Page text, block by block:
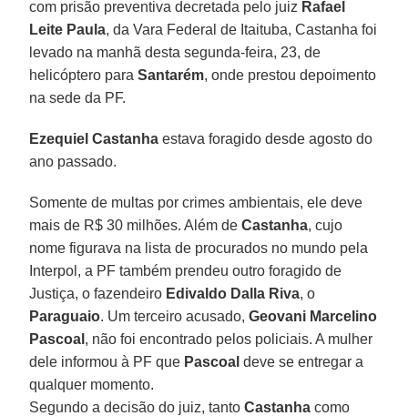
com prisão preventiva decretada pelo juiz Rafael
Leite Paula, da Vara Federal de Itaituba, Castanha foi
levado na manhã desta segunda-feira, 23, de
helicóptero paraSantarém, onde prestou depoimento
na sede da PF.
Ezequiel Castanha estava foragido desde agosto do
ano passado.
Somente de multas por crimes ambientais, ele deve
mais de R$ 30 milhões. Além deCastanha, cujo
nome figurava na lista de procurados no mundo pela
Interpol, a PF também prendeu outro foragido de
Justiça, o fazendeiro Edivaldo Dalla Riva, o
Paraguaio. Um terceiro acusado,Geovani Marcelino
Pascoal , não foi encontrado pelos policiais. A mulher
dele informou à PF que Pascoal deve se entregar a
qualquer momento.
Segundo a decisão do juiz, tantoCastanha como